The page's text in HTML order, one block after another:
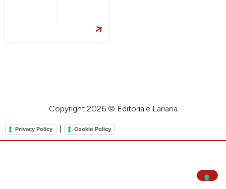
Copyright 2026 © Editoriale Lariana
Privacy Policy Cookie Policy